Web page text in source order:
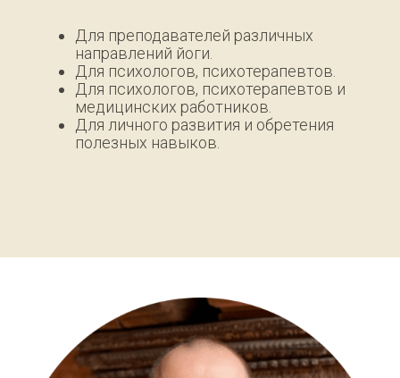
Для преподавателей различных
направлений йоги.
Для психологов, психотерапевтов.
Для психологов, психотерапевтов и
медицинских работников.
Для личного развития и обретения
полезных навыков.